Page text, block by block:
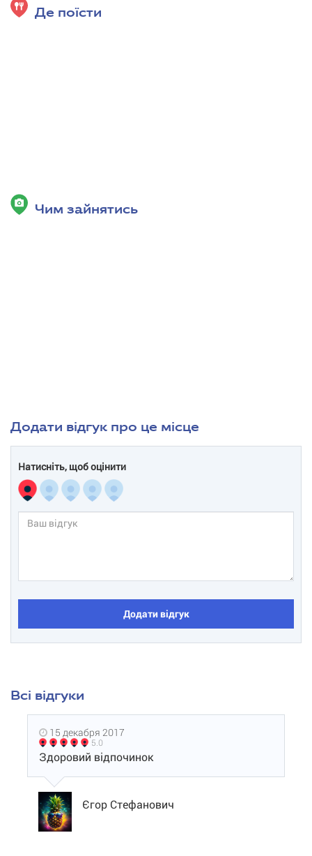
Де поїсти
Чим зайнятись
Додати відгук про це місце
Натисніть, щоб оцінити
Додати відгук
Всі відгуки
15 декабря 2017
5.0
Здоровий відпочинок
Єгор Стефанович